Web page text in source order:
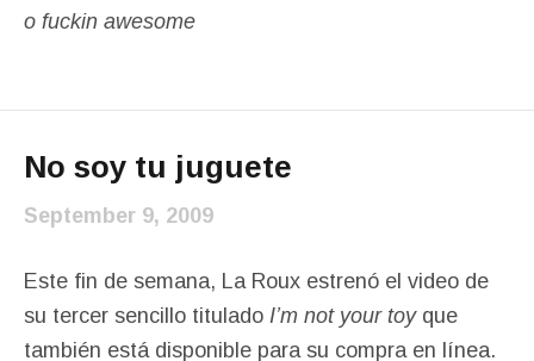
o fuckin awesome
No soy tu juguete
September 9, 2009
Este fin de semana, La Roux estrenó el video de
su tercer sencillo titulado I’m not your toyque
también está disponible para su compra en línea.